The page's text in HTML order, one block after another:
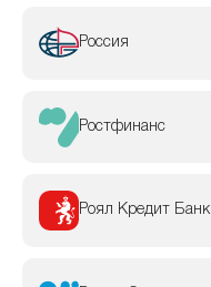
Россия
Ростфинанс
Роял Кредит Банк